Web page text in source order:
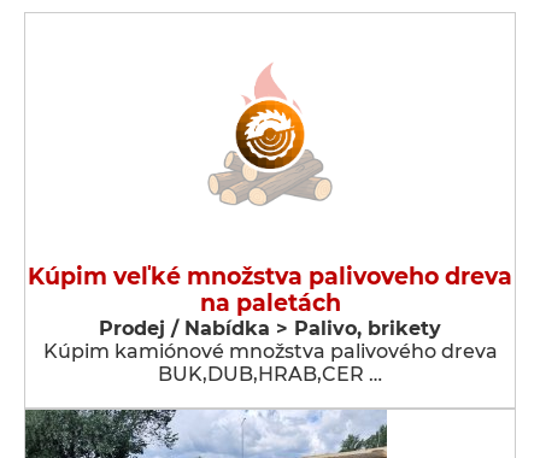
Kúpim veľké množstva palivoveho dreva
na paletách
Prodej / Nabídka > Palivo, brikety
Kúpim kamiónové množstva palivového dreva
BUK,DUB,HRAB,CER …